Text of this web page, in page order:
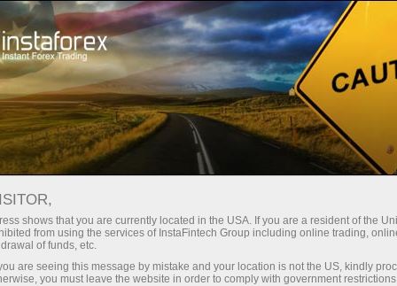
С ПРАЗДНИКОМ КУРБАН-
БАЙРАМ
shows that you are currently located in the USA. If you are a resident of the
from using the services of InstaFintech Group including online trading,
of funds, etc.
are seeing this message by mistake and your location is not the US, kindly
you must leave the website in order to comply with government